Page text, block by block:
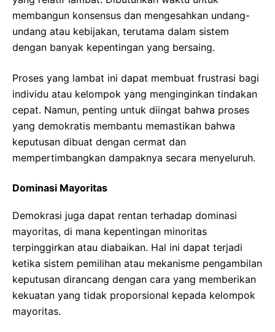
membangun konsensus dan mengesahkan undang-
undang atau kebijakan, terutama dalam sistem
dengan banyak kepentingan yang bersaing.
Proses yang lambat ini dapat membuat frustrasi bagi
individu atau kelompok yang menginginkan tindakan
cepat. Namun, penting untuk diingat bahwa proses
yang demokratis membantu memastikan bahwa
keputusan dibuat dengan cermat dan
mempertimbangkan dampaknya secara menyeluruh.
Dominasi Mayoritas
Demokrasi juga dapat rentan terhadap dominasi
mayoritas, di mana kepentingan minoritas
terpinggirkan atau diabaikan. Hal ini dapat terjadi
ketika sistem pemilihan atau mekanisme pengambilan
keputusan dirancang dengan cara yang memberikan
kekuatan yang tidak proporsional kepada kelompok
mayoritas.